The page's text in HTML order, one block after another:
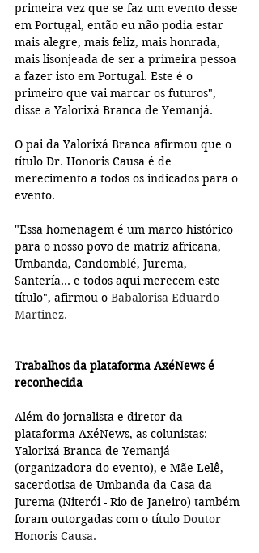
primeira vez que se faz um evento desse
em Portugal, então eu não podia estar
mais alegre, mais feliz, mais honrada,
mais lisonjeada de ser a primeira pessoa
a fazer isto em Portugal. Este é o
primeiro que vai marcar os futuros",
disse a Yalorixá Branca de Yemanjá.
O pai da Yalorixá Branca afirmou que o
título Dr. Honoris Causa é de
merecimento a todos os indicados para o
evento.
"Essa homenagem é um marco histórico
para o nosso povo de matriz africana,
Umbanda, Candomblé, Jurema,
Santería... e todos aqui merecem este
título", afirmou o Babalorisa Eduardo
Martinez.
Trabalhos da plataforma AxéNews é
reconhecida
Além do jornalista e diretor da
plataforma AxéNews, as colunistas:
Yalorixá Branca de Yemanjá
(organizadora do evento), e Mãe Lelê,
sacerdotisa de Umbanda da Casa da
Jurema (Niterói - Rio de Janeiro) também
foram outorgadas com o título Doutor
Honoris Causa.